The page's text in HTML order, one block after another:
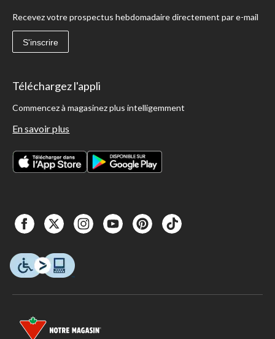
Recevez votre prospectus hebdomadaire directement par e-mail
S'inscrire
Téléchargez l'appli
Commencez à magasinez plus intelligemment
En savoir plus